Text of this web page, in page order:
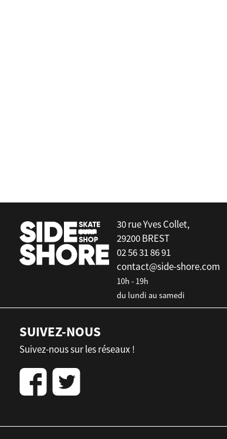
30 rue Yves Collet,
29200 BREST
02 56 31 86 91
contact@side-shore.com
10h - 19h
du lundi au samedi
SUIVEZ-NOUS
Suivez-nous sur les réseaux !